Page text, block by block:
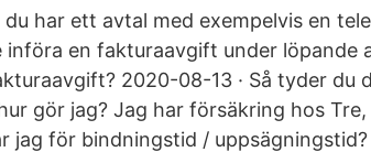
du har ett avtal med exempelvis en
införa en fakturaavgift under löpande
2020-08-13 · Så tyder du
gör jag? Jag har försäkring hos
jag för bindningstid /